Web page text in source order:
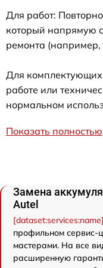
Для работ:
который напрямую
ремонта
Для
работе или
нормальном
Показать полностью
Замена
Autel
профильном сервис-
мастерами. На все
расширенную